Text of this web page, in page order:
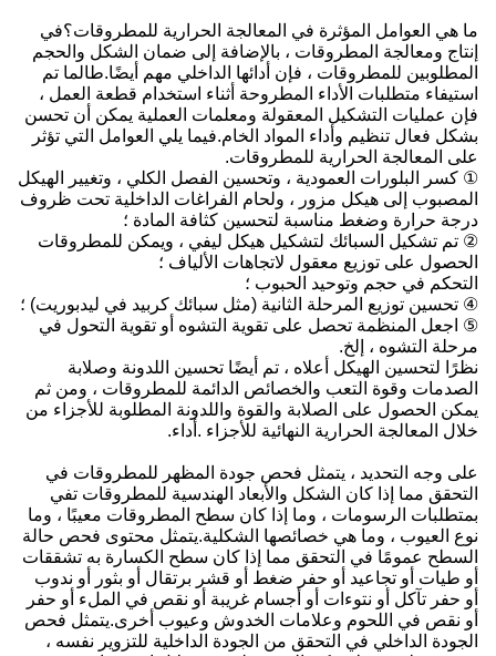
ما هي العوامل المؤثرة في المعالجة الحرارية للمطروقات؟في
إنتاج ومعالجة المطروقات ، بالإضافة إلى ضمان الشكل والحجم
المطلوبين للمطروقات ، فإن أدائها الداخلي مهم أيضًا.طالما تم
استيفاء متطلبات الأداء المطروحة أثناء استخدام قطعة العمل ،
فإن عمليات التشكيل المعقولة ومعلمات العملية يمكن أن تحسن
بشكل فعال تنظيم وأداء المواد الخام.فيما يلي العوامل التي تؤثر
على المعالجة الحرارية للمطروقات.
① كسر البلورات العمودية ، وتحسين الفصل الكلي ، وتغيير الهيكل
المصبوب إلى هيكل مزور ، ولحام الفراغات الداخلية تحت ظروف
درجة حرارة وضغط مناسبة لتحسين كثافة المادة ؛
② تم تشكيل السبائك لتشكيل هيكل ليفي ، ويمكن للمطروقات
الحصول على توزيع معقول لاتجاهات الألياف ؛
التحكم في حجم وتوحيد الحبوب ؛
④ تحسين توزيع المرحلة الثانية (مثل سبائك كربيد في ليدبوريت) ؛
⑤ اجعل المنظمة تحصل على تقوية التشوه أو تقوية التحول في
مرحلة التشوه ، إلخ.
نظرًا لتحسين الهيكل أعلاه ، تم أيضًا تحسين اللدونة وصلابة
الصدمات وقوة التعب والخصائص الدائمة للمطروقات ، ومن ثم
يمكن الحصول على الصلابة والقوة واللدونة المطلوبة للأجزاء من
خلال المعالجة الحرارية النهائية للأجزاء .أداء.
على وجه التحديد ، يتمثل فحص جودة المظهر للمطروقات في
التحقق مما إذا كان الشكل والأبعاد الهندسية للمطروقات تفي
بمتطلبات الرسومات ، وما إذا كان سطح المطروقات معيبًا ، وما
نوع العيوب ، وما هي خصائصها الشكلية.يتمثل محتوى فحص حالة
السطح عمومًا في التحقق مما إذا كان سطح الكسارة به تشققات
أو طيات أو تجاعيد أو حفر ضغط أو قشر برتقال أو بثور أو ندوب
أو حفر تآكل أو نتوءات أو أجسام غريبة أو نقص في الملء أو حفر
أو نقص في اللحوم وعلامات الخدوش وعيوب أخرى.يتمثل فحص
الجودة الداخلي في التحقق من الجودة الداخلية للتزوير نفسه ،